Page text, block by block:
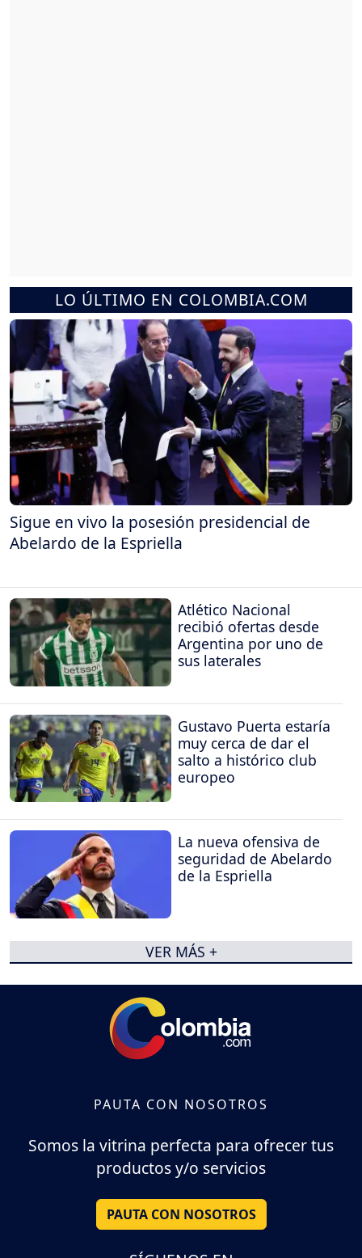
LO ÚLTIMO EN COLOMBIA.COM
Sigue en vivo la posesión presidencial de
Abelardo de la Espriella
Atlético Nacional
recibió ofertas desde
Argentina por uno de
sus laterales
Gustavo Puerta estaría
muy cerca de dar el
salto a histórico club
europeo
La nueva ofensiva de
seguridad de Abelardo
de la Espriella
VER MÁS +
PAUTA CON NOSOTROS
Somos la vitrina perfecta para ofrecer tus
productos y/o servicios
PAUTA CON NOSOTROS